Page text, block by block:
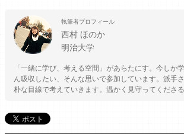
執筆者プロフィール
西村 ほのか
明治大学
「一緒に学び、考える空間」があらたにす。今しか
ん吸収したい、そんな思いで参加しています。派手
朴な目線で考えていきます。温かく見守ってくださる